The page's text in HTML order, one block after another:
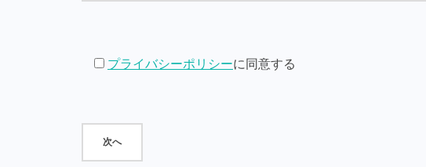
プライバシーポリシーに同意する